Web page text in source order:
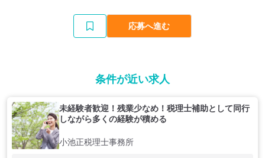
応募へ進む
条件が近い求人
未経験者歓迎！残業少なめ！税理士補助として同行
しながら多くの経験が積める
小池正税理士事務所